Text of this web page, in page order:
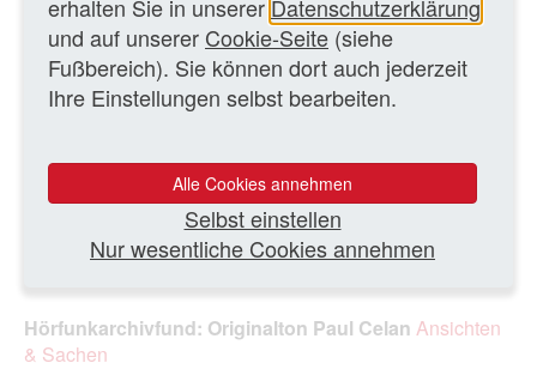
ZURÜCK ZUR ÜBERSICHTSSEITE
Gehirnwäsche der Deutschen durch Hörspiele?
Ansichten & Sachen
Hörfunkarchivfund: Originalton Paul Celan Ansichten
& Sachen
erhalten Sie in unserer Datenschutzerklärung
und auf unserer Cookie-Seite (siehe
Fußbereich). Sie können dort auch jederzeit
Ihre Einstellungen selbst bearbeiten.
Alle Cookies annehmen
Selbst einstellen
Nur wesentliche Cookies annehmen